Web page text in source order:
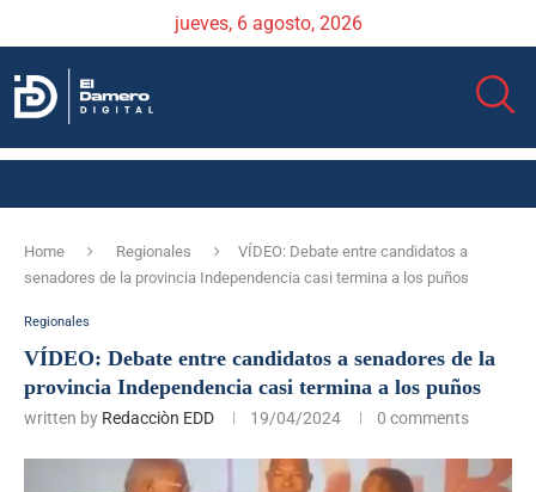
jueves, 6 agosto, 2026
Home Regionales
VÍDEO: Debate entre candidatos a
senadores de la provincia Independencia casi termina a los puños
Regionales
VÍDEO: Debate entre candidatos a senadores de la
provincia Independencia casi termina a los puños
written by Redacciòn EDD 19/04/2024 0 comments